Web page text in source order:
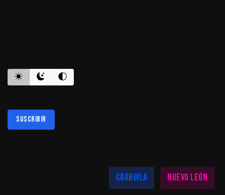
Suscribir
Coahuila
Nuevo León